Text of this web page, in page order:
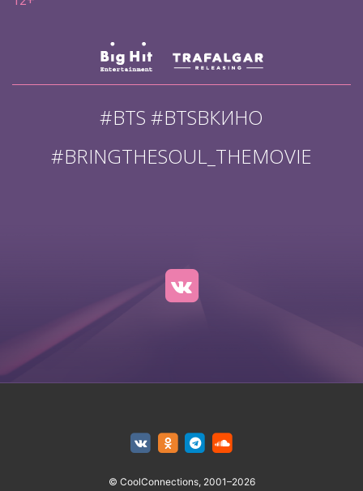
#BTS #BTSВКИНО
#BRINGTHESOUL_THEMOVIE
© CoolConnections, 2001–2026